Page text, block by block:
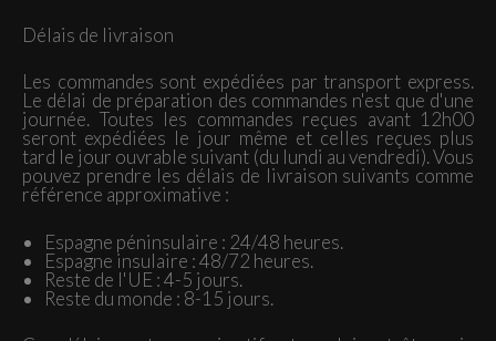
Délais de livraison
Les commandes sont expédiées par transport express.
Le délai de préparation des commandes n'est que d'une
journée. Toutes les commandes reçues avant 12h00
seront expédiées le jour même et celles reçues plus
tard le jour ouvrable suivant (du lundi au vendredi). Vous
pouvez prendre les délais de livraison suivants comme
référence approximative :
Espagne péninsulaire : 24/48 heures.
Espagne insulaire : 48/72 heures.
Reste de l'UE : 4-5 jours.
Reste du monde : 8-15 jours.